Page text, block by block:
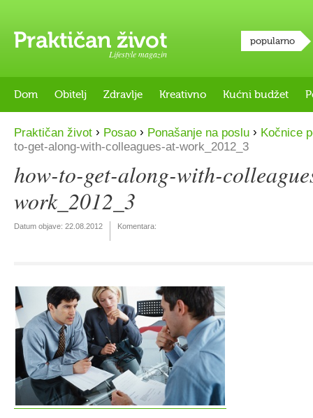
Lifestyle magazin
popularno
Dom Obitelj Zdravlje Kreativno Kućni budžet
Praktičan život › Posao › Ponašanje na poslu › Kočnice
to-get-along-with-colleagues-at-work_2012_3
how-to-get-along-with-
work_2012_3
Datum objave: 22.08.2012 Komentara: